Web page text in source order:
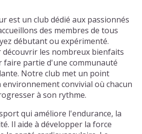
est un club dédié aux passionnés
des membres de tous
débutant ou expérimenté.
les nombreux bienfaits
faire partie d'une communauté
Notre club met un point
convivial où chacun
à son rythme.
qui améliore l'endurance, la
Il aide à développer la force